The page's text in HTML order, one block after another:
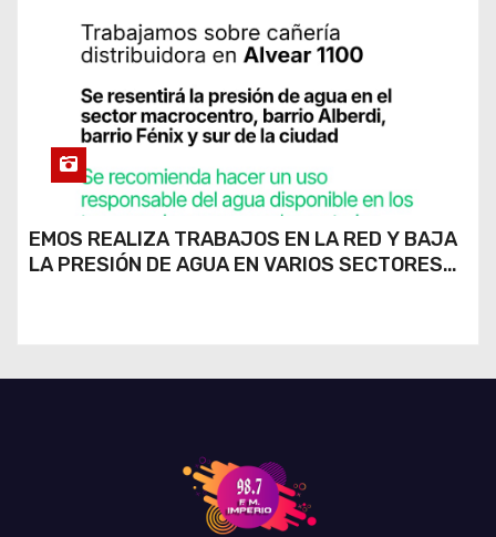
EMOS REALIZA TRABAJOS EN LA RED Y BAJA
LA PRESIÓN DE AGUA EN VARIOS SECTORES